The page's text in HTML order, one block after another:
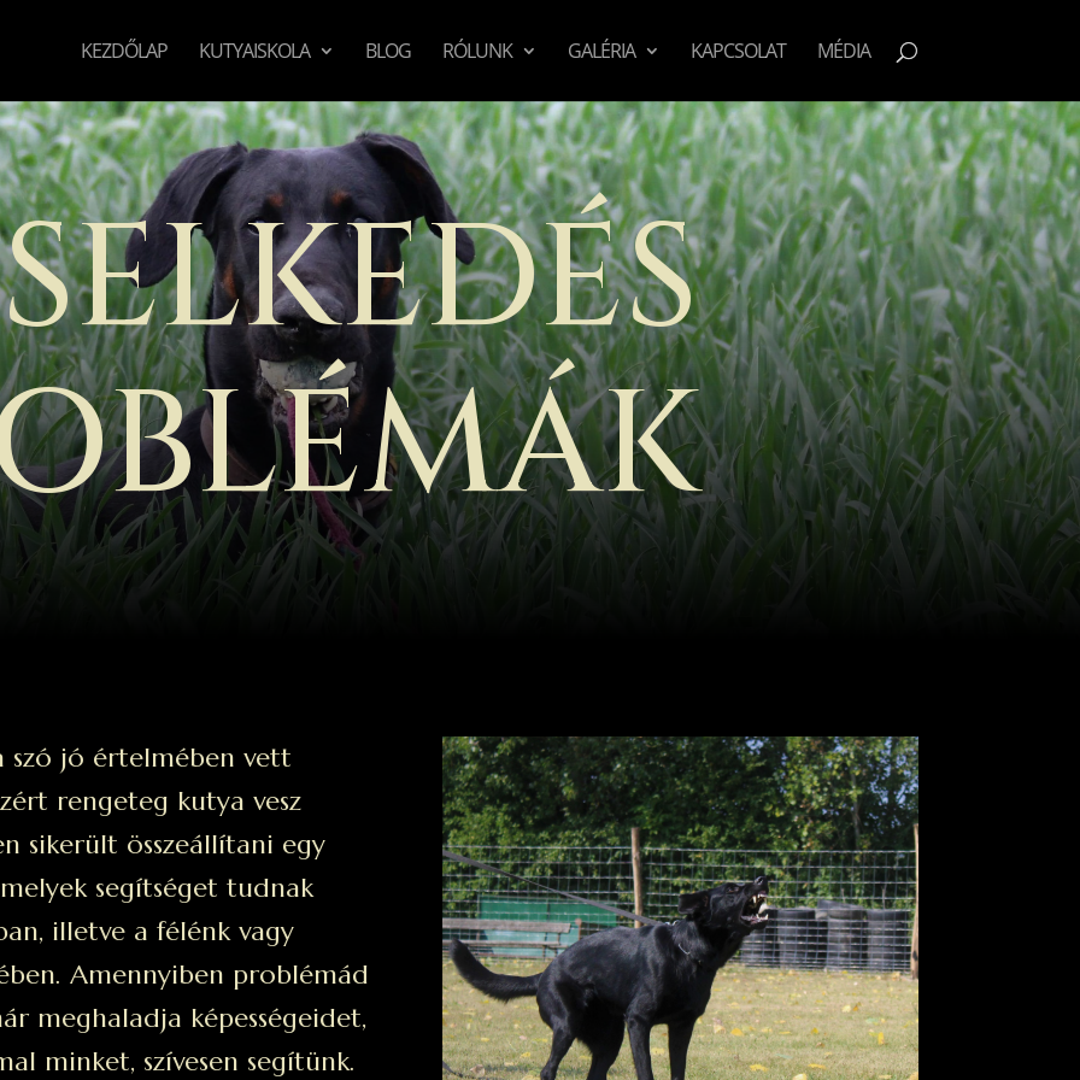
KEZDŐLAP KUTYAISKOLA BLOG RÓLUNK GALÉRIA KAPCSOLAT MÉDIA
szó jó értelmében vett
rengeteg kutya vesz
sikerült összeállítani egy
segítséget tudnak
illetve a félénk vagy
Amennyiben problémád
meghaladja képességeidet,
minket, szívesen segítünk.